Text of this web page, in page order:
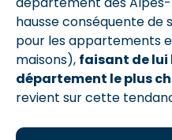
hausse conséquente de
pour les appartements
maisons), faisant de lui
département le plus
revient sur cette